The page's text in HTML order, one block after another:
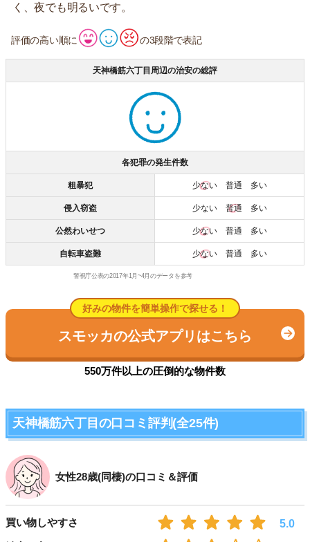
く、夜でも明るいです。
評価の高い順に の3段階で表記
天神橋筋六丁目周辺の治安の総評
各犯罪の発生件数
粗暴犯 少ない普通 多い
侵入窃盗 少ない 普通 多い
公然わいせつ 少ない普通 多い
自転車盗難 少ない普通 多い
警視庁公表の2017年1月~4月のデータを参考
好みの物件を簡単操作で探せる！
スモッカの公式アプリはこちら
550万件以上の圧倒的な物件数
天神橋筋六丁目の口コミ評判(全25件)
女性28歳(同棲)の口コミ＆評価
買い物しやすさ
5.0